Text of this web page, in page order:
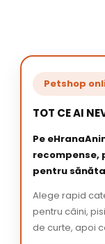
Petshop
TOT CE AI
Pe
recompense,
pentru
Alege rapid
pentru câini,
de curte, apoi